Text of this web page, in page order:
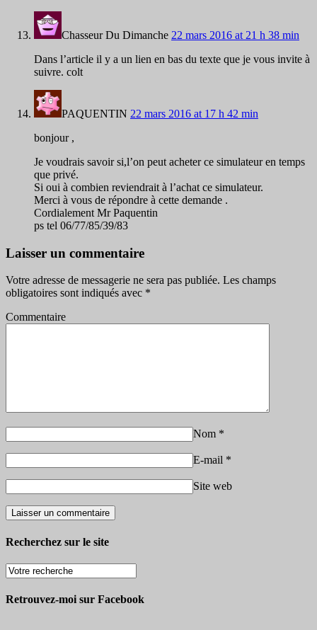
Chasseur Du Dimanche 22 mars 2016 at 21 h 38 min
Dans l’article il y a un lien en bas du texte que je vous invite à
suivre. colt
PAQUENTIN 22 mars 2016 at 17 h 42 min
bonjour ,
Je voudrais savoir si,l’on peut acheter ce simulateur en temps
que privé.
Si oui à combien reviendrait à l’achat ce simulateur.
Merci à vous de répondre à cette demande .
Cordialement Mr Paquentin
ps tel 06/77/85/39/83
Laisser un commentaire
Votre adresse de messagerie ne sera pas publiée. Les champs
obligatoires sont indiqués avec *
Commentaire
Nom *
E-mail *
Site web
Recherchez sur le site
Retrouvez-moi sur Facebook